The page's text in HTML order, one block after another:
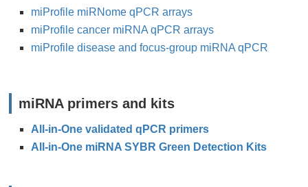
miProfile miRNomeqPCR arrays
miProfile cancer miRNAqPCR arrays
miProfile disease and focus-group miRNAqPCR
miRNA primers and kits
All-in-One validated qPCR primers
All-in-One miRNA SYBR Green Detection Kits